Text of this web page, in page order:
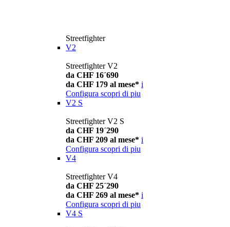
Streetfighter
V2
Streetfighter V2
da CHF 16´690
da CHF 179 al mese* i
Configura scopri di piu
V2 S
Streetfighter V2 S
da CHF 19´290
da CHF 209 al mese* i
Configura scopri di piu
V4
Streetfighter V4
da CHF 25´290
da CHF 269 al mese* i
Configura scopri di piu
V4 S